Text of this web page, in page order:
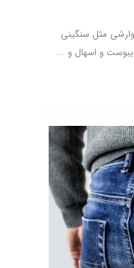
مثل سنگینی
و اسهال و ...